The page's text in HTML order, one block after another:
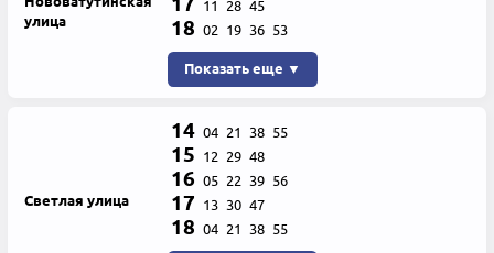
улица
11 28 45
18 02 19 36 53
Показать еще ▼
Светлая улица
14 04 21 38 55
15 12 29 48
16 05 22 39 56
17 13 30 47
18 04 21 38 55